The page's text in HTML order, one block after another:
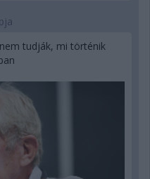
tudják, mi történik